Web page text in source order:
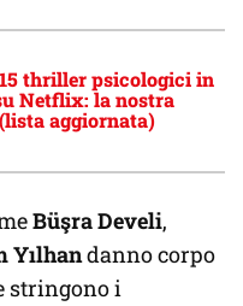
thriller psicologici in
Netflix: la nostra
aggiornata)
Büşra Develi,
Yılhandanno corpo
stringono i